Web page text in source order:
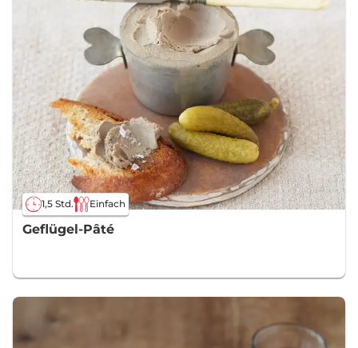
1,5 Std. Einfach
Geflügel-Pâté